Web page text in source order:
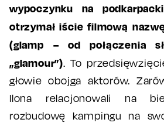
wypoczynku na
otrzymał iście filmową
(glamp – od połączenia
„glamour”). To
głowie obojga aktorów.
Ilona relacjonowali na
rozbudowę kampingu na